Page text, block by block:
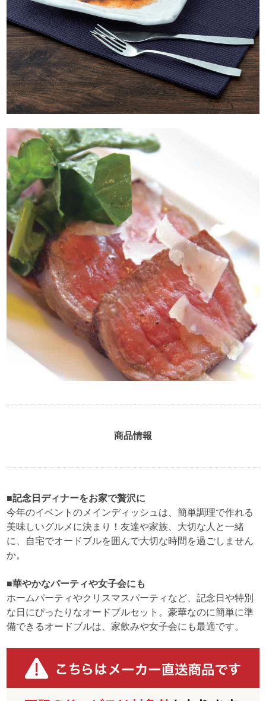
商品情報
■記念日ディナーをお家で贅沢に
今年のイベントのメインディッシュは、簡単調理で作れる
美味しいグルメに決まり！友達や家族、大切な人と一緒
に、自宅でオードブルを囲んで大切な時間を過ごしません
か。
■華やかなパーティや女子会にも
ホームパーティやクリスマスパーティなど、記念日や特別
な日にぴったりなオードブルセット。豪華なのに簡単に準
備できるオードブルは、家飲みや女子会にも最適です。